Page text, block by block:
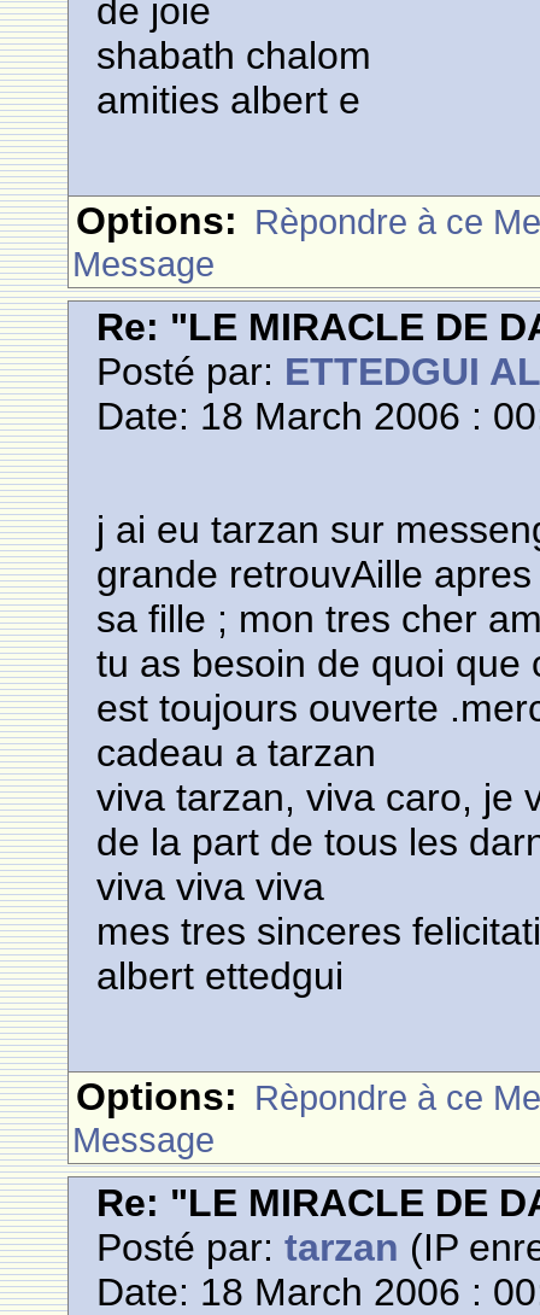
de joie
shabath chalom
amities albert e
Options: Rèpondre à ce
Message
Re: "LE MIRACLE DE
Posté par: ETTEDGUI
Date: 18 March 2006 :
j ai eu tarzan sur
grande retrouvAille
sa fille ; mon tres cher
tu as besoin de quoi que
est toujours ouverte
cadeau a tarzan
viva tarzan, viva caro, je
de la part de tous les
viva viva viva
mes tres sinceres
albert ettedgui
Options: Rèpondre à ce
Message
Re: "LE MIRACLE DE
Posté par:tarzan (IP
Date: 18 March 2006 :